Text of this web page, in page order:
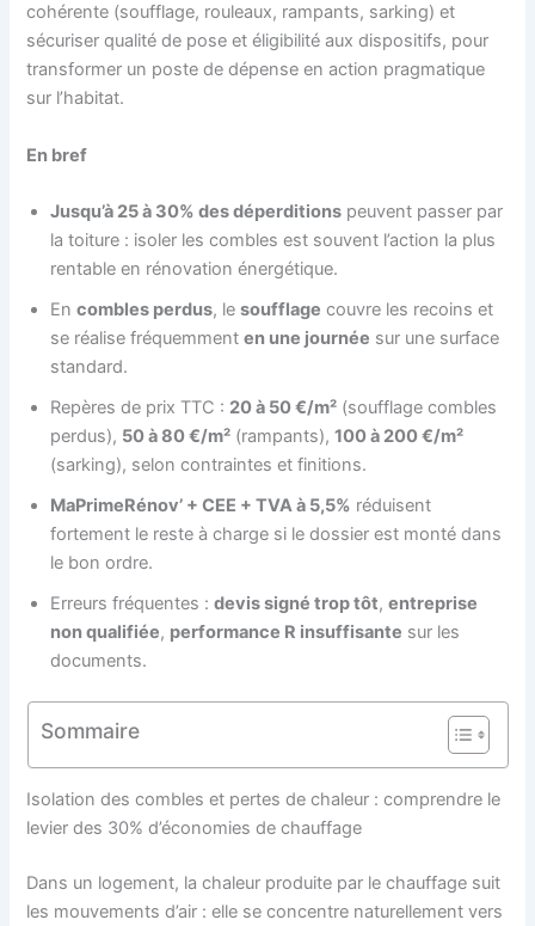
cohérente (soufflage, rouleaux, rampants, sarking) et
sécuriser qualité de pose et éligibilité aux dispositifs, pour
transformer un poste de dépense en action pragmatique
sur l’habitat.
En bref
Jusqu’à 25 à 30% des déperditions peuvent passer par
la toiture : isoler les combles est souvent l’action la plus
rentable en rénovation énergétique.
Encombles perdus, lesoufflage couvre les recoins et
se réalise fréquemmenten une journée sur une surface
standard.
Repères de prix TTC : 20 à 50 €/m² (soufflage combles
perdus), 50 à 80 €/m² (rampants),100 à 200 €/m²
(sarking), selon contraintes et finitions.
MaPrimeRénov’ + CEE + TVA à 5,5% réduisent
fortement le reste à charge si le dossier est monté dans
le bon ordre.
Erreurs fréquentes :devis signé trop tôt,entreprise
non qualifiée, performance R insuffisante sur les
documents.
Sommaire
Isolation des combles et pertes de chaleur : comprendre le
levier des 30% d’économies de chauffage
Dans un logement, la chaleur produite par le chauffage suit
les mouvements d’air : elle se concentre naturellement vers